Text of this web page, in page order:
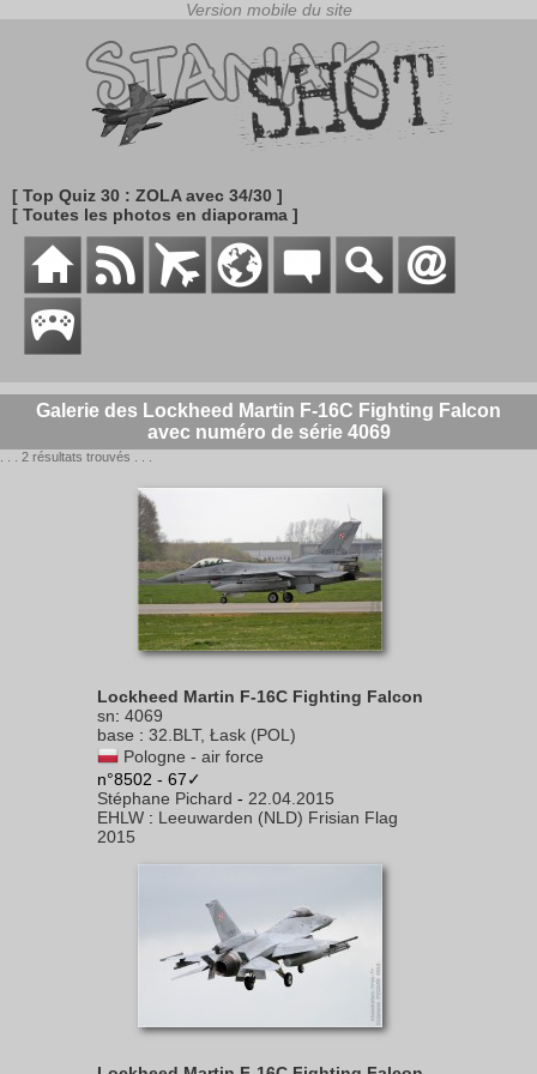
[ Top Quiz 30 : ZOLA avec 34/30 ]
[ Toutes les photos en diaporama ]
Galerie des Lockheed Martin F-16C Fighting Falcon
avec numéro de série 4069
. . . 2 résultats trouvés . . .
Lockheed Martin F-16C Fighting Falcon
sn: 4069
base : 32.BLT, Łask (POL)
Pologne - air force
n°8502 - 67✓
Stéphane Pichard - 22.04.2015
EHLW : Leeuwarden (NLD) Frisian Flag
2015